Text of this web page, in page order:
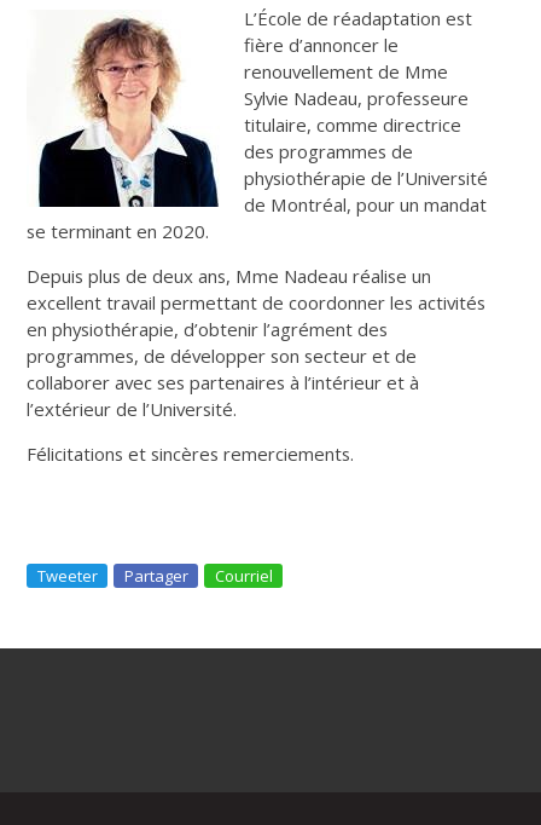
L’École de réadaptation est
fière d’annoncer le
renouvellement de Mme
Sylvie Nadeau, professeure
titulaire, comme directrice
des programmes de
physiothérapie de l’Université
de Montréal, pour un mandat
se terminant en 2020.
Depuis plus de deux ans, Mme Nadeau réalise un
excellent travail permettant de coordonner les activités
en physiothérapie, d’obtenir l’agrément des
programmes, de développer son secteur et de
collaborer avec ses partenaires à l’intérieur et à
l’extérieur de l’Université.
Félicitations et sincères remerciements.
Tweeter Partager Courriel